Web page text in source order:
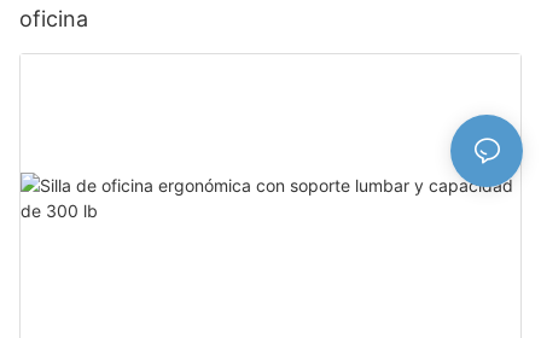
oficina